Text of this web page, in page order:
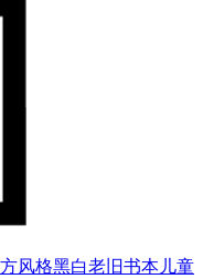
风格黑白老旧书本 儿童